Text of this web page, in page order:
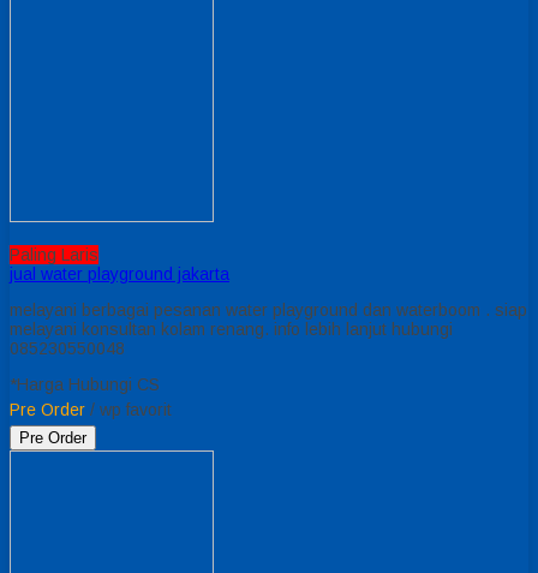
Paling Laris
jual water playground jakarta
melayani berbagai pesanan water playground dan waterboom . siap
melayani konsultan kolam renang. info lebih lanjut hubungi
085230550048
*Harga Hubungi CS
Pre Order / wp favorit
Pre Order